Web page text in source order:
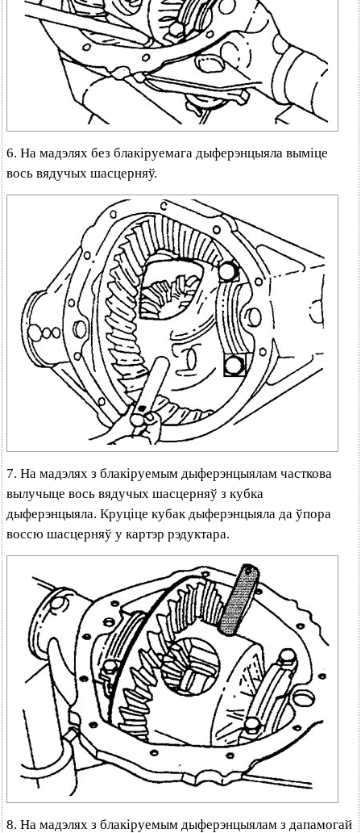
6. На мадэлях без блакіруемага дыферэнцыяла выміце
вось вядучых шасцерняў.
7. На мадэлях з блакіруемым дыферэнцыялам часткова
вылучыце вось вядучых шасцерняў з кубка
дыферэнцыяла. Круціце кубак дыферэнцыяла да ўпора
воссю шасцерняў у картэр рэдуктара.
8. На мадэлях з блакіруемым дыферэнцыялам з дапамогай